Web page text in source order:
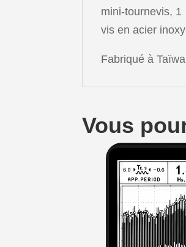
mini-tournevis, 1
vis en acier
Fabriqué à
Vous